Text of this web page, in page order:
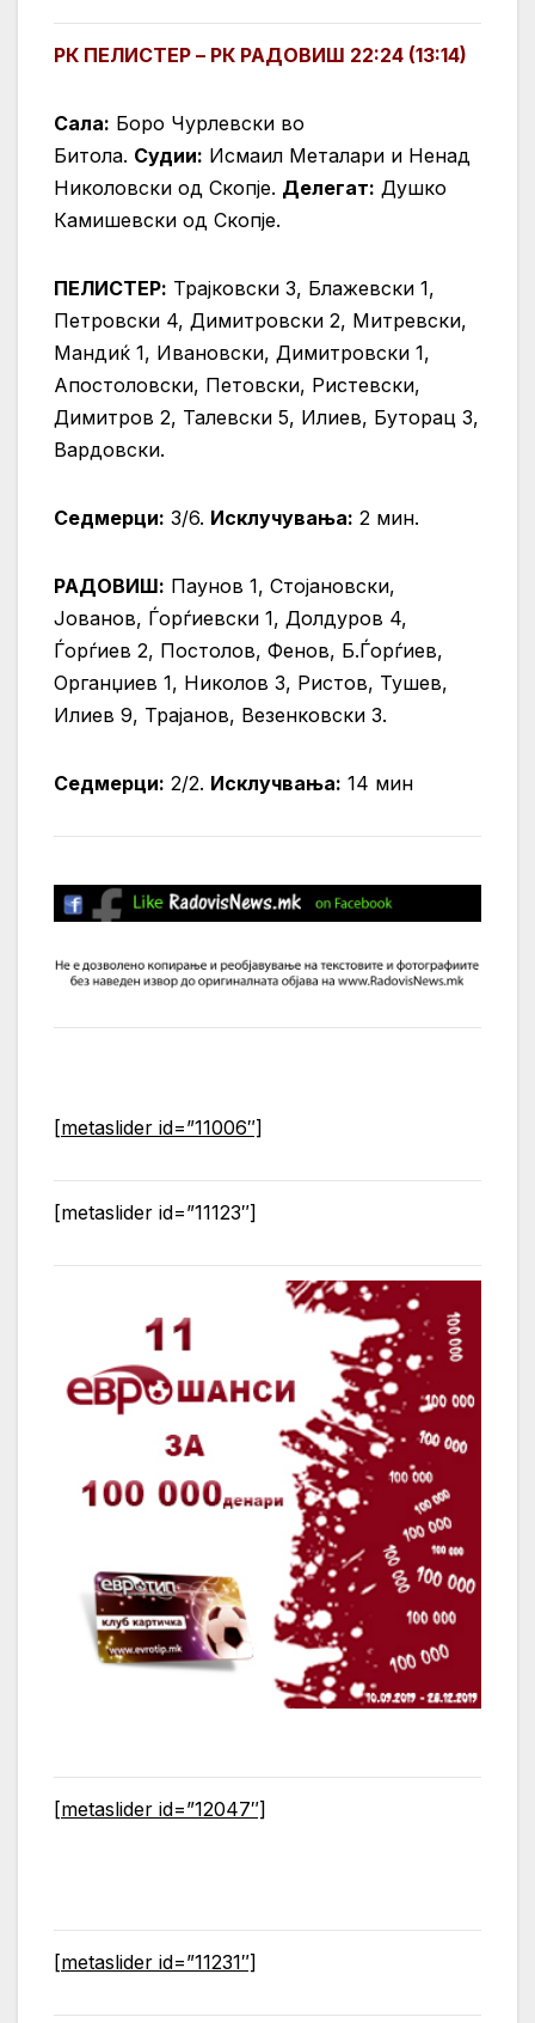
РК ПЕЛИСТЕР – РК РАДОВИШ 22:24 (13:14)
Сала: Боро Чурлевски во
Битола. Судии: Исмаил Металари и Ненад
Николовски од Скопје. Делегат: Душко
Камишевски од Скопје.
ПЕЛИСТЕР: Трајковски 3, Блажевски 1,
Петровски 4, Димитровски 2, Митревски,
Мандиќ 1, Ивановски, Димитровски 1,
Апостоловски, Петовски, Ристевски,
Димитров 2, Талевски 5, Илиев, Буторац 3,
Вардовски.
Седмерци: 3/6. Исклучувања: 2 мин.
РАДОВИШ: Паунов 1, Стојановски,
Јованов, Ѓорѓиевски 1, Долдуров 4,
Ѓорѓиев 2, Постолов, Фенов, Б.Ѓорѓиев,
Органџиев 1, Николов 3, Ристов, Тушев,
Илиев 9, Трајанов, Везенковски 3.
Седмерци: 2/2. Исклучвања: 14 мин
[metaslider id=”11006″]
[metaslider id=”11123″]
[metaslider id=”12047″]
[metaslider id=”11231″]